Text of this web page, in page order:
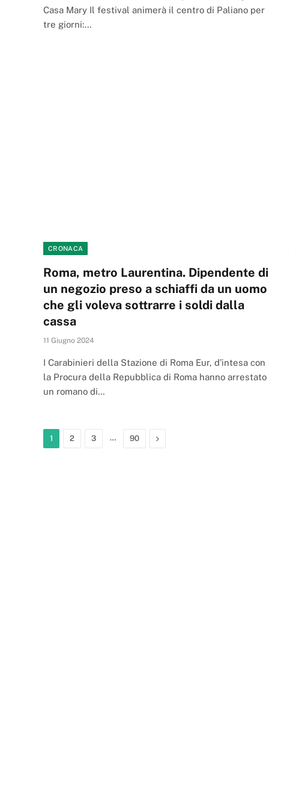
Casa Mary Il festival animerà il centro di Paliano per
tre giorni:…
CRONACA
Roma, metro Laurentina. Dipendente di
un negozio preso a schiaffi da un uomo
che gli voleva sottrarre i soldi dalla
cassa
11 Giugno 2024
I Carabinieri della Stazione di Roma Eur, d’intesa con
la Procura della Repubblica di Roma hanno arrestato
un romano di…
1 2 3 … 90 Next